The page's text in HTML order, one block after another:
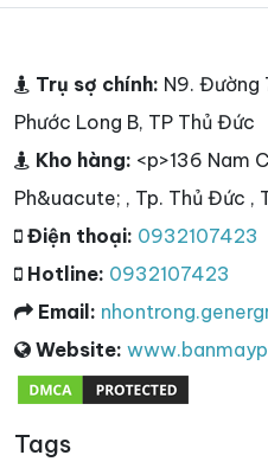
Trụ sợ chính: N9. Đường
Phước Long B, TP Thủ Đức
Kho hàng: <p>136 Nam
Ph&uacute; , Tp. Thủ Đức ,
Điện thoại: 0932107423
Hotline: 0932107423
Email:
Website:
Tags